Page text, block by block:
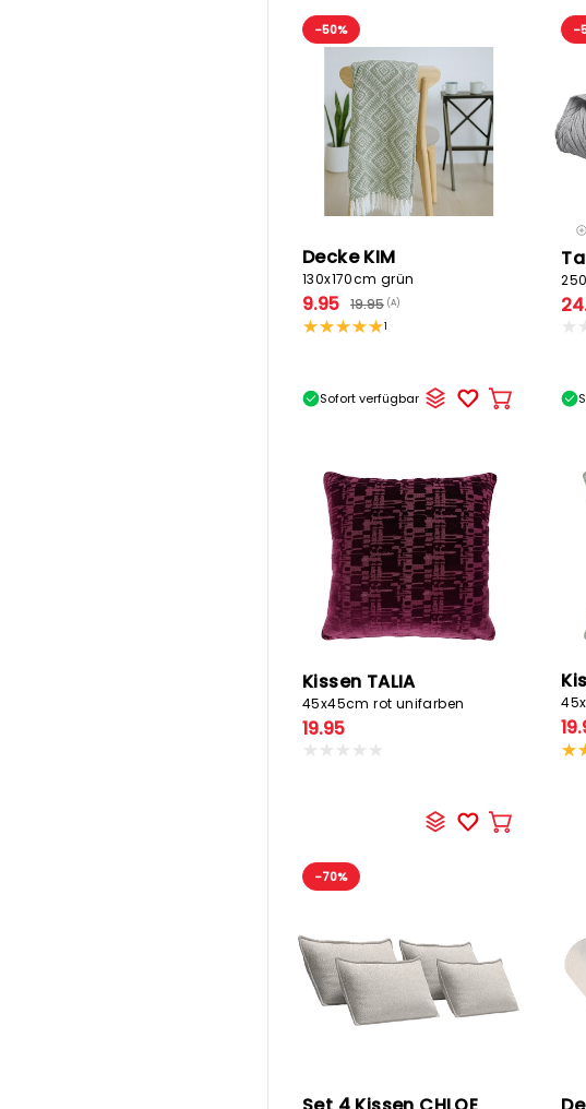
-50%
Decke KIM
130x170cm grün
9.95 19.95 (A)
1
Sofort verfügbar In
-
Kissen TALIA
45x45cm rot unifarben
19.95
In
-70%